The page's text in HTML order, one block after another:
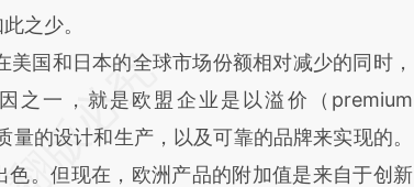
之少。
国和日本的全球市场份额相对减少的同时，
之一，就是欧盟企业是以溢价（premium
的设计和生产，以及可靠的品牌来实现的。
。但现在，欧洲产品的附加值是来自于创新